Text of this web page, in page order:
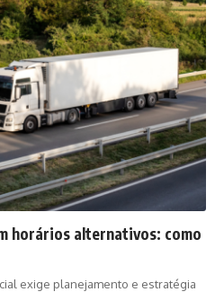
horários alternativos: como
exige planejamento e estratégia